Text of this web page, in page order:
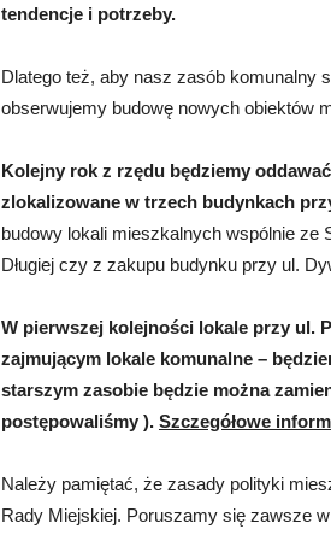
tendencje i potrzeby.
Dlatego też, aby nasz zasób komunalny
obserwujemy budowę nowych obiektów
Kolejny rok z rzędu będziemy
zlokalizowane w trzech budynkach
budowy lokali mieszkalnych wspólnie ze
Długiej czy z zakupu budynku przy ul.
W pierwszej kolejności lokale przy ul.
zajmującym lokale komunalne –
starszym zasobie będzie można
postępowaliśmy ). Szczegółowe
Należy pamiętać, że zasady polityki
Rady Miejskiej. Poruszamy się zawsze